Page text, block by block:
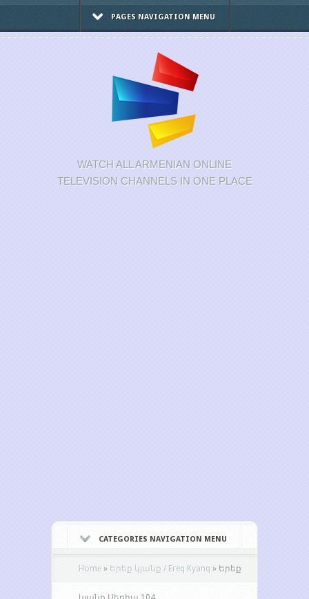
PAGES NAVIGATION MENU
WATCH ALL ARMENIAN ONLINE
TELEVISION CHANNELS IN ONE PLACE
CATEGORIES NAVIGATION MENU
Home » Երեք կյանք / Ereq Kyanq » Երեք